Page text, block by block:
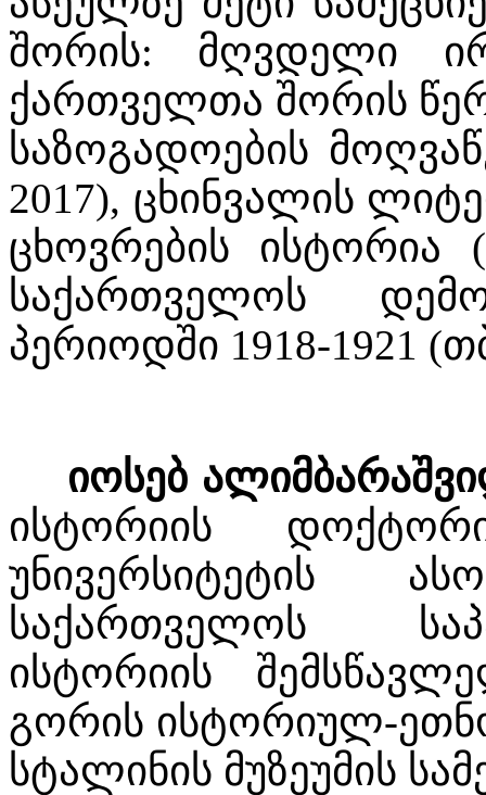
შორის: მღვდელი
ქართველთა შორის
საზოგადოების
2017), ცხინვალის
ცხოვრების ისტორია
საქართველოს
პერიოდში 1918-1921
იოსებ
ისტორიის
უნივერსიტეტის
საქართველოს
ისტორიის
გორის ისტორიულ-
სტალინის მუზეუმის